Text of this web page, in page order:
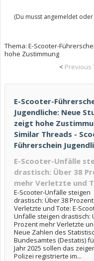
(Du musst angemeldet
Thema: E-Scooter-
hohe Zustimmung
< Previous
E-Scooter-
Jugendliche: Neue
zeigt hohe
Similar Threads -
Führerschein
E-Scooter-Unfälle
drastisch: Über 38
mehr Verletzte und
E-Scooter-Unfälle steigen
drastisch: Über 38
Verletzte und Tote: E-
Unfälle steigen drastisch:
Prozent mehr Verletzte
Neue Zahlen des
Bundesamtes (Destatis)
Jahr 2025 sollen das
Polizei registrierte im...